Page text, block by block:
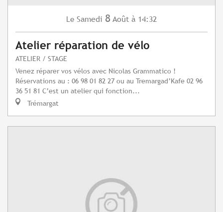
Le Samedi 8 Août à 14:32
Atelier réparation de vélo
ATELIER / STAGE
Venez réparer vos vélos avec Nicolas Grammatico !
Réservations au : 06 98 01 82 27 ou au Tremargad’Kafe 02 96
36 51 81 C’est un atelier qui fonction...
Trémargat